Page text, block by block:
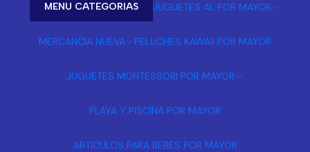
MENU CATEGORIAS JUGUETES AL POR MAYOR
MERCANCIA NUEVA PELUCHES KAWAII POR MAYOR
JUGUETES MONTESSORI POR MAYOR
PLAYA Y PISCINA POR MAYOR
ARTICULOS PARA BEBES POR MAYOR